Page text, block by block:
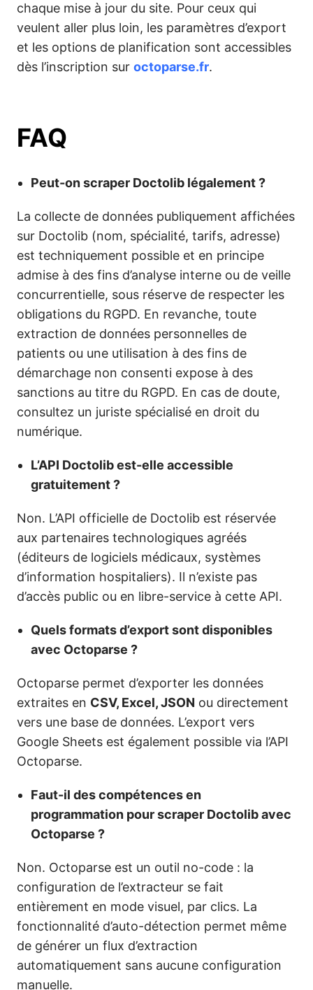
chaque mise à jour du site. Pour ceux qui
veulent aller plus loin, les paramètres d’export
et les options de planification sont accessibles
dès l’inscription sur octoparse.fr.
FAQ
Peut-on scraper Doctolib légalement ?
La collecte de données publiquement affichées
sur Doctolib (nom, spécialité, tarifs, adresse)
est techniquement possible et en principe
admise à des fins d’analyse interne ou de veille
concurrentielle, sous réserve de respecter les
obligations du RGPD. En revanche, toute
extraction de données personnelles de
patients ou une utilisation à des fins de
démarchage non consenti expose à des
sanctions au titre du RGPD. En cas de doute,
consultez un juriste spécialisé en droit du
numérique.
L’API Doctolib est-elle accessible
gratuitement ?
Non. L’API officielle de Doctolib est réservée
aux partenaires technologiques agréés
(éditeurs de logiciels médicaux, systèmes
d’information hospitaliers). Il n’existe pas
d’accès public ou en libre-service à cette API.
Quels formats d’export sont disponibles
avec Octoparse ?
Octoparse permet d’exporter les données
extraites en CSV, Excel, JSON ou directement
vers une base de données. L’export vers
Google Sheets est également possible via l’API
Octoparse.
Faut-il des compétences en
programmation pour scraper Doctolib avec
Octoparse ?
Non. Octoparse est un outil no-code : la
configuration de l’extracteur se fait
entièrement en mode visuel, par clics. La
fonctionnalité d’auto-détection permet même
de générer un flux d’extraction
automatiquement sans aucune configuration
manuelle.